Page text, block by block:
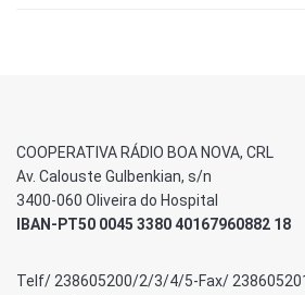
COOPERATIVA RÁDIO BOA NOVA, CRL
Av. Calouste Gulbenkian, s/n
3400-060 Oliveira do Hospital
IBAN-PT50 0045 3380 40167960882 18
Telf/ 238605200/2/3/4/5-Fax/